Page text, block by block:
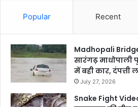
Popular Recent
Madhopali
सारंगढ़ माधोपाली
में बही कार, दंपत्ती
July 27, 2026
Snake Fight